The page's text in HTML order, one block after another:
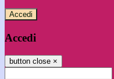
Accedi
Accedi
button close ×